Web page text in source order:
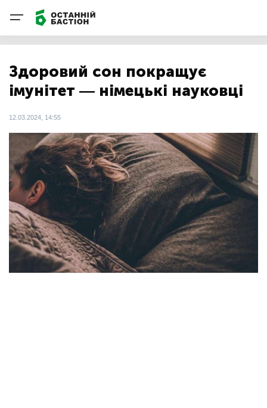
Здоровий сон покращує
імунітет — німецькі науковці
12.03.2024, 14:55